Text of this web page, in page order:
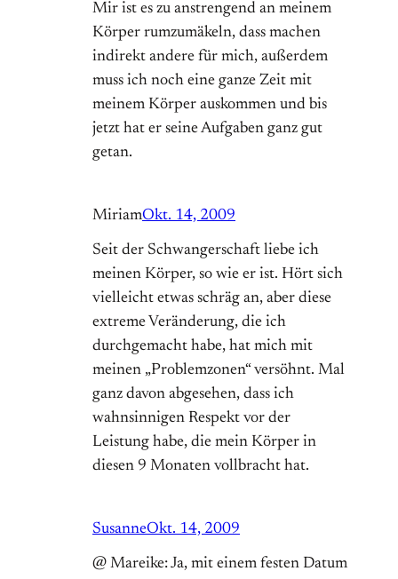
Mir ist es zu anstrengend an meinem
Körper rumzumäkeln, dass machen
indirekt andere für mich, außerdem
muss ich noch eine ganze Zeit mit
meinem Körper auskommen und bis
jetzt hat er seine Aufgaben ganz gut
getan.
MiriamOkt. 14, 2009
Seit der Schwangerschaft liebe ich
meinen Körper, so wie er ist. Hört sich
vielleicht etwas schräg an, aber diese
extreme Veränderung, die ich
durchgemacht habe, hat mich mit
meinen „Problemzonen“ versöhnt. Mal
ganz davon abgesehen, dass ich
wahnsinnigen Respekt vor der
Leistung habe, die mein Körper in
diesen 9 Monaten vollbracht hat.
SusanneOkt. 14, 2009
@ Mareike: Ja, mit einem festen Datum